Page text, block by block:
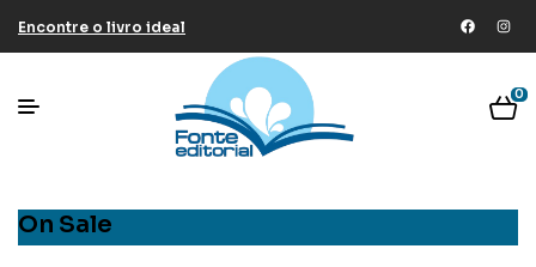
Encontre o livro ideal
0
On Sale